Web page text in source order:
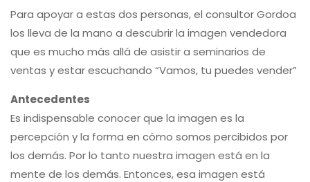
Para apoyar a estas dos personas, el consultor Gordoa
los lleva de la mano a descubrir la imagen vendedora
que es mucho más allá de asistir a seminarios de
ventas y estar escuchando “Vamos, tu puedes vender”
Antecedentes
Es indispensable conocer que la imagen es la
percepción y la forma en cómo somos percibidos por
los demás. Por lo tanto nuestra imagen está en la
mente de los demás. Entonces, esa imagen está